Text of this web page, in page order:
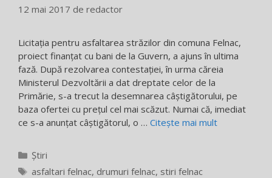
12 mai 2017 de redactor
Licitația pentru asfaltarea străzilor din comuna Felnac,
proiect finanțat cu bani de la Guvern, a ajuns în ultima
fază. După rezolvarea contestației, în urma căreia
Ministerul Dezvoltării a dat dreptate celor de la
Primărie, s-a trecut la desemnarea câștigătorului, pe
baza ofertei cu prețul cel mai scăzut. Numai că, imediat
ce s-a anunțat câștigătorul, o … Citește mai mult
Categorii
Știri
Etichete
asfaltari felnac, drumuri felnac, stiri felnac